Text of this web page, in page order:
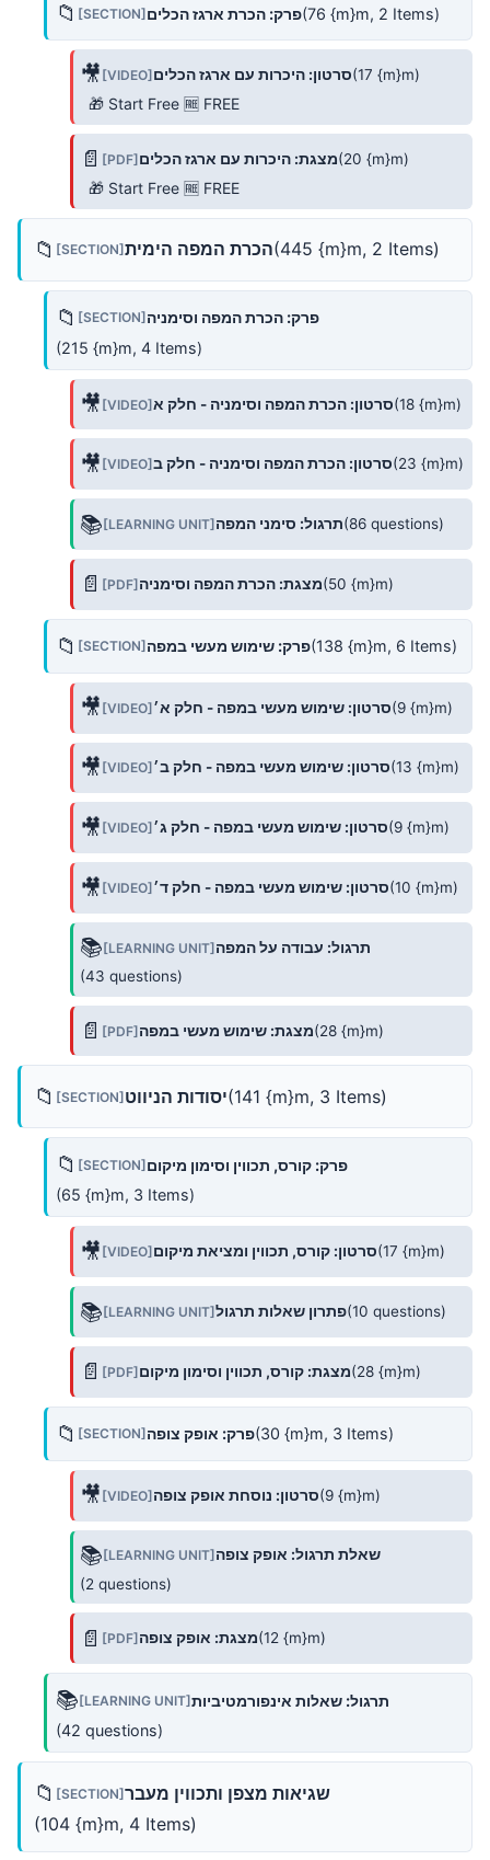
📁 [SECTION]פרק: הכרת ארגז הכלים(76 {m}m, 2 Items)
🎥 [VIDEO] סרטון: היכרות עם ארגז הכלים(17 {m}m)
🎁 Start Free 🆓 FREE
📄 [PDF] מצגת: היכרות עם ארגז הכלים(20 {m}m)
🎁 Start Free 🆓 FREE
📁 [SECTION]הכרת המפה הימית(445 {m}m, 2 Items)
📁 [SECTION] פרק: הכרת המפה וסימניה
(215 {m}m, 4 Items)
🎥 [VIDEO]סרטון: הכרת המפה וסימניה - חלק א(18 {m}m)
🎥 [VIDEO]סרטון: הכרת המפה וסימניה - חלק ב(23 {m}m)
📚 [LEARNING UNIT] תרגול: סימני המפה(86 questions)
📄 [PDF] מצגת: הכרת המפה וסימניה(50 {m}m)
📁 [SECTION] פרק: שימוש מעשי במפה(138 {m}m, 6 Items)
🎥 [VIDEO]סרטון: שימוש מעשי במפה - חלק א׳(9 {m}m)
🎥 [VIDEO] סרטון: שימוש מעשי במפה - חלק ב׳(13 {m}m)
🎥 [VIDEO] סרטון: שימוש מעשי במפה - חלק ג׳(9 {m}m)
🎥 [VIDEO] סרטון: שימוש מעשי במפה - חלק ד׳(10 {m}m)
📚 [LEARNING UNIT] תרגול: עבודה על המפה
(43 questions)
📄 [PDF]מצגת: שימוש מעשי במפה(28 {m}m)
📁 [SECTION] יסודות הניווט(141 {m}m, 3 Items)
📁 [SECTION] פרק: קורס, תכווין וסימון מיקום
(65 {m}m, 3 Items)
🎥 [VIDEO] סרטון: קורס, תכווין ומציאת מיקום(17 {m}m)
📚 [LEARNING UNIT]פתרון שאלות תרגול(10 questions)
📄 [PDF] מצגת: קורס, תכווין וסימון מיקום(28 {m}m)
📁 [SECTION] פרק: אופק צופה(30 {m}m, 3 Items)
🎥 [VIDEO]סרטון: נוסחת אופק צופה(9 {m}m)
📚 [LEARNING UNIT] שאלת תרגול: אופק צופה
(2 questions)
📄 [PDF] מצגת: אופק צופה(12 {m}m)
📚[LEARNING UNIT]תרגול: שאלות אינפורמטיביות
(42 questions)
📁 [SECTION]שגיאות מצפן ותכווין מעבר
(104 {m}m, 4 Items)